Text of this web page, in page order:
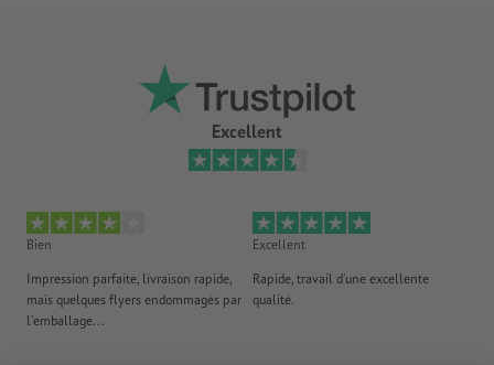
Excellent
Bien
Impression parfaite, livraison rapide,
mais quelques flyers endommagés par
l'emballage...
Excellent
Rapide, travail d'une excellente
qualité.